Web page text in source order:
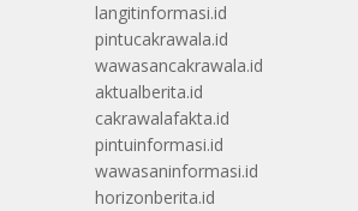
langitinformasi.id
pintucakrawala.id
wawasancakrawala.id
aktualberita.id
cakrawalafakta.id
pintuinformasi.id
wawasaninformasi.id
horizonberita.id